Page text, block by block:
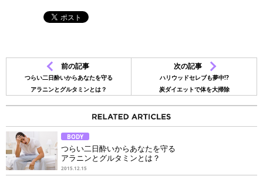
前の記事
つらい二日酔いからあなたを守る
アラニンとグルタミンとは？
次の記事
ハリウッドセレブも夢中!?
炭ダイエットで体を大掃除
BODY
つらい二日酔いからあなたを守る
アラニンとグルタミンとは？
2015.12.15